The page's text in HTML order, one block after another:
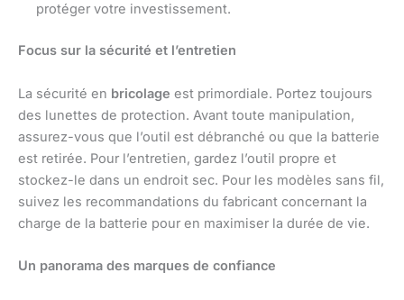
protéger votre investissement.
Focus sur la sécurité et l’entretien
La sécurité en bricolage est primordiale. Portez toujours
des lunettes de protection. Avant toute manipulation,
assurez-vous que l’outil est débranché ou que la batterie
est retirée. Pour l’entretien, gardez l’outil propre et
stockez-le dans un endroit sec. Pour les modèles sans fil,
suivez les recommandations du fabricant concernant la
charge de la batterie pour en maximiser la durée de vie.
Un panorama des marques de confiance